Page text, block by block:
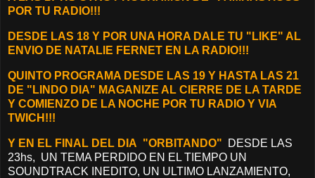
POR TU RADIO!!!
DESDE LAS 18 Y POR UNA HORA DALE TU "LIKE" AL
ENVIO DE NATALIE FERNET EN LA RADIO!!!
QUINTO PROGRAMA DESDE LAS 19 Y HASTA LAS 21
DE "LINDO DIA" MAGANIZE AL CIERRE DE LA TARDE
Y COMIENZO DE LA NOCHE POR TU RADIO Y VIA
TWICH!!!
Y EN EL FINAL DEL DIA "ORBITANDO"
DESDE LAS
23hs, UN TEMA PERDIDO EN EL TIEMPO UN
SOUNDTRACK INEDITO, UN ULTIMO LANZAMIENTO,